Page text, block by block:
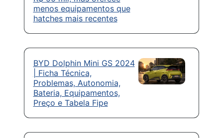
menos equipamentos que
hatches mais recentes
BYD Dolphin Mini GS 2024
| Ficha Técnica,
Problemas, Autonomia,
Bateria, Equipamentos,
Preço e Tabela Fipe